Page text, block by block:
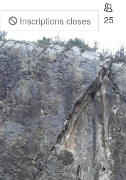
Inscriptions closes 25